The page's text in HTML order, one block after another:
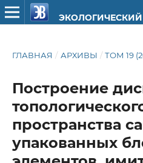
ГЛАВНАЯ / АРХИВЫ / ТОМ 19
Построение
пространства
упакованных